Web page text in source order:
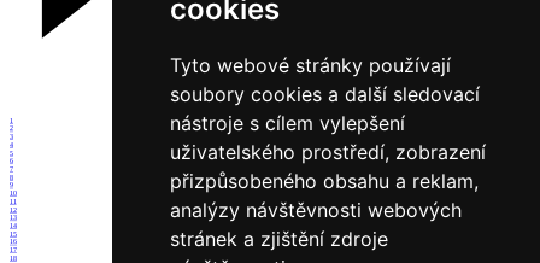
cookies
Tyto webové stránky používají
soubory cookies a další sledovací
nástroje s cílem vylepšení
uživatelského prostředí, zobrazení
přizpůsobeného obsahu a reklam,
analýzy návštěvnosti webových
stránek a zjištění zdroje
1
2
3
4
5
6
7
8
9
10
11
12
13
14
15
16
17
18